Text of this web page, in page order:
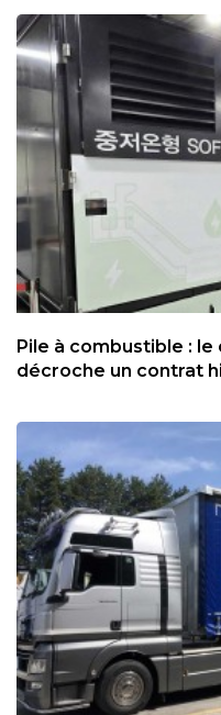
Pile à combustible : le
décroche un contrat